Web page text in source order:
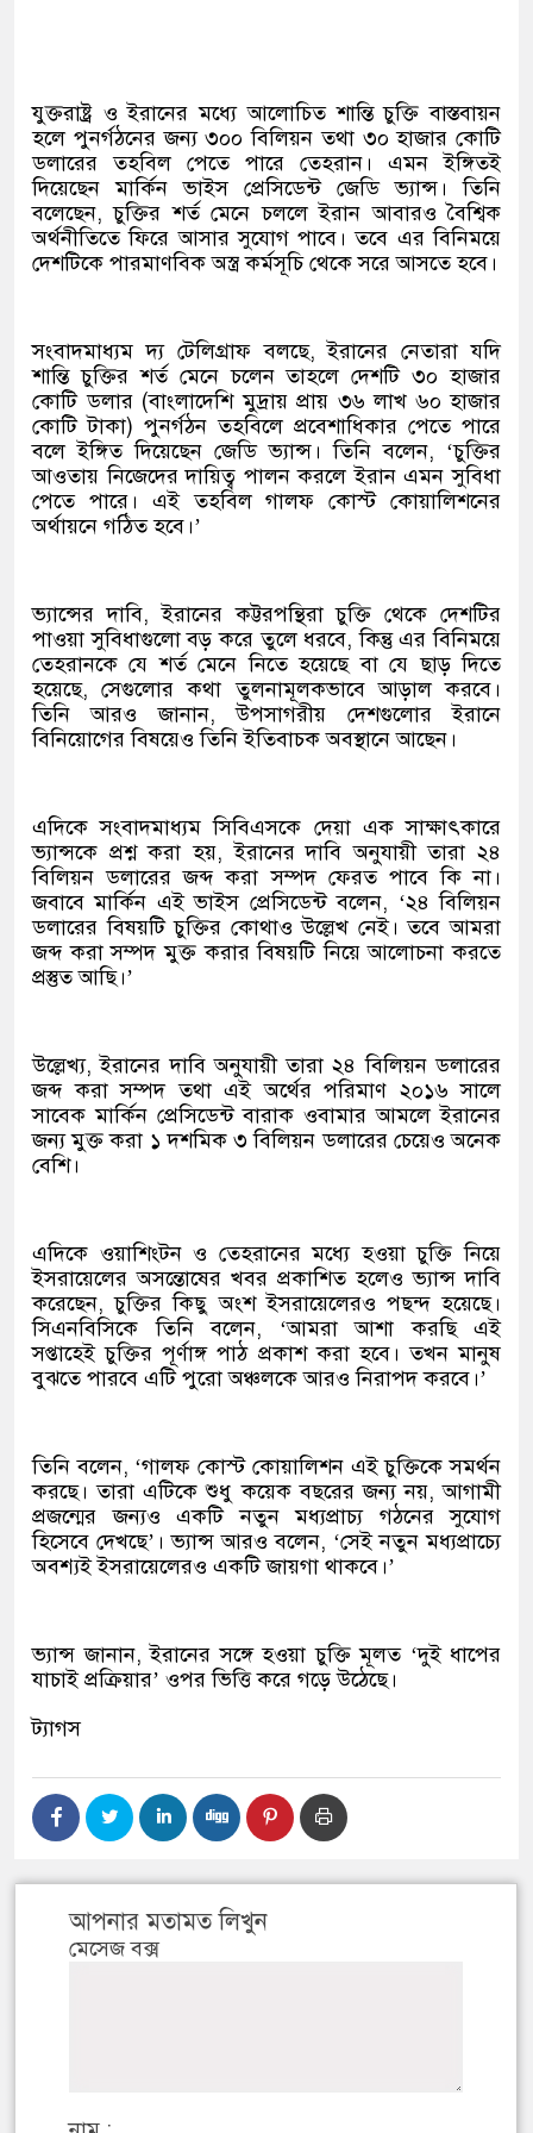
যুক্তরাষ্ট্র ও ইরানের মধ্যে আলোচিত শান্তি চুক্তি বাস্তবায়ন
হলে পুনর্গঠনের জন্য ৩০০ বিলিয়ন তথা ৩০ হাজার কোটি
ডলারের তহবিল পেতে পারে তেহরান। এমন ইঙ্গিতই
দিয়েছেন মার্কিন ভাইস প্রেসিডেন্ট জেডি ভ্যান্স। তিনি
বলেছেন, চুক্তির শর্ত মেনে চললে ইরান আবারও বৈশ্বিক
অর্থনীতিতে ফিরে আসার সুযোগ পাবে। তবে এর বিনিময়ে
দেশটিকে পারমাণবিক অস্ত্র কর্মসূচি থেকে সরে আসতে হবে।
সংবাদমাধ্যম দ্য টেলিগ্রাফ বলছে, ইরানের নেতারা যদি
শান্তি চুক্তির শর্ত মেনে চলেন তাহলে দেশটি ৩০ হাজার
কোটি ডলার (বাংলাদেশি মুদ্রায় প্রায় ৩৬ লাখ ৬০ হাজার
কোটি টাকা) পুনর্গঠন তহবিলে প্রবেশাধিকার পেতে পারে
বলে ইঙ্গিত দিয়েছেন জেডি ভ্যান্স। তিনি বলেন, ‘চুক্তির
আওতায় নিজেদের দায়িত্ব পালন করলে ইরান এমন সুবিধা
পেতে পারে। এই তহবিল গালফ কোস্ট কোয়ালিশনের
অর্থায়নে গঠিত হবে।’
ভ্যান্সের দাবি, ইরানের কট্টরপন্থিরা চুক্তি থেকে দেশটির
পাওয়া সুবিধাগুলো বড় করে তুলে ধরবে, কিন্তু এর বিনিময়ে
তেহরানকে যে শর্ত মেনে নিতে হয়েছে বা যে ছাড় দিতে
হয়েছে, সেগুলোর কথা তুলনামূলকভাবে আড়াল করবে।
তিনি আরও জানান, উপসাগরীয় দেশগুলোর ইরানে
বিনিয়োগের বিষয়েও তিনি ইতিবাচক অবস্থানে আছেন।
এদিকে সংবাদমাধ্যম সিবিএসকে দেয়া এক সাক্ষাৎকারে
ভ্যান্সকে প্রশ্ন করা হয়, ইরানের দাবি অনুযায়ী তারা ২৪
বিলিয়ন ডলারের জব্দ করা সম্পদ ফেরত পাবে কি না।
জবাবে মার্কিন এই ভাইস প্রেসিডেন্ট বলেন, ‘২৪ বিলিয়ন
ডলারের বিষয়টি চুক্তির কোথাও উল্লেখ নেই। তবে আমরা
জব্দ করা সম্পদ মুক্ত করার বিষয়টি নিয়ে আলোচনা করতে
প্রস্তুত আছি।’
উল্লেখ্য, ইরানের দাবি অনুযায়ী তারা ২৪ বিলিয়ন ডলারের
জব্দ করা সম্পদ তথা এই অর্থের পরিমাণ ২০১৬ সালে
সাবেক মার্কিন প্রেসিডেন্ট বারাক ওবামার আমলে ইরানের
জন্য মুক্ত করা ১ দশমিক ৩ বিলিয়ন ডলারের চেয়েও অনেক
বেশি।
এদিকে ওয়াশিংটন ও তেহরানের মধ্যে হওয়া চুক্তি নিয়ে
ইসরায়েলের অসন্তোষের খবর প্রকাশিত হলেও ভ্যান্স দাবি
করেছেন, চুক্তির কিছু অংশ ইসরায়েলেরও পছন্দ হয়েছে।
সিএনবিসিকে তিনি বলেন, ‘আমরা আশা করছি এই
সপ্তাহেই চুক্তির পূর্ণাঙ্গ পাঠ প্রকাশ করা হবে। তখন মানুষ
বুঝতে পারবে এটি পুরো অঞ্চলকে আরও নিরাপদ করবে।’
তিনি বলেন, ‘গালফ কোস্ট কোয়ালিশন এই চুক্তিকে সমর্থন
করছে। তারা এটিকে শুধু কয়েক বছরের জন্য নয়, আগামী
প্রজন্মের জন্যও একটি নতুন মধ্যপ্রাচ্য গঠনের সুযোগ
হিসেবে দেখছে’। ভ্যান্স আরও বলেন, ‘সেই নতুন মধ্যপ্রাচ্যে
অবশ্যই ইসরায়েলেরও একটি জায়গা থাকবে।’
ভ্যান্স জানান, ইরানের সঙ্গে হওয়া চুক্তি মূলত ‘দুই ধাপের
যাচাই প্রক্রিয়ার’ ওপর ভিত্তি করে গড়ে উঠেছে।
ট্যাগস
আপনার মতামত লিখুন
মেসেজ বক্স